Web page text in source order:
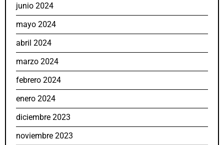
junio 2024
mayo 2024
abril 2024
marzo 2024
febrero 2024
enero 2024
diciembre 2023
noviembre 2023